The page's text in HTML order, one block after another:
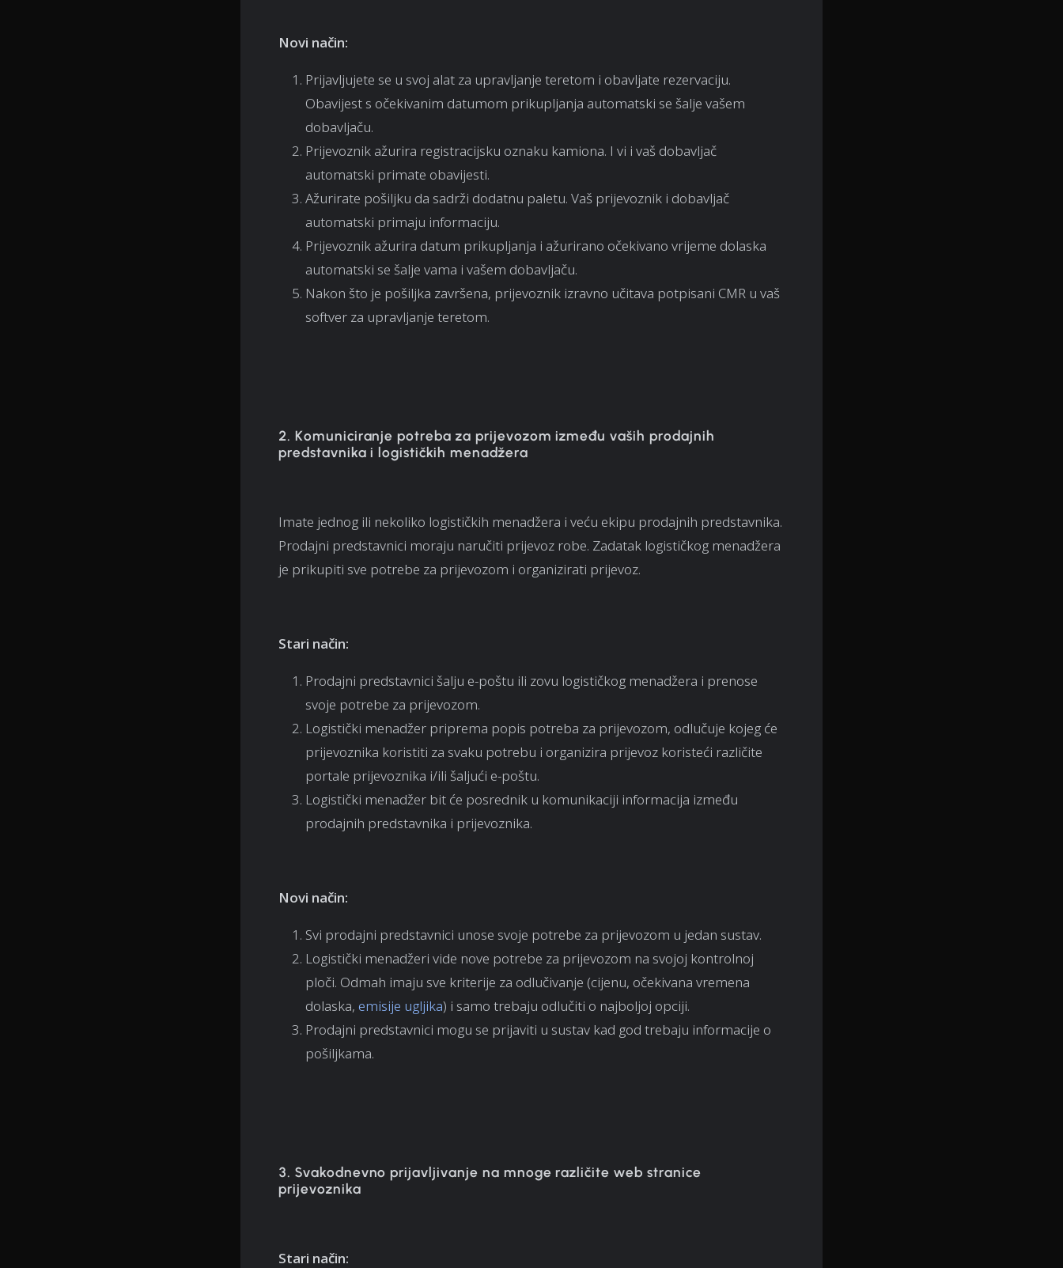
Novi način:
Prijavljujete se u svoj alat za upravljanje teretom i obavljate rezervaciju.
Obavijest s očekivanim datumom prikupljanja automatski se šalje vašem
dobavljaču.
Prijevoznik ažurira registracijsku oznaku kamiona. I vi i vaš dobavljač
automatski primate obavijesti.
Ažurirate pošiljku da sadrži dodatnu paletu. Vaš prijevoznik i dobavljač
automatski primaju informaciju.
Prijevoznik ažurira datum prikupljanja i ažurirano očekivano vrijeme dolaska
automatski se šalje vama i vašem dobavljaču.
Nakon što je pošiljka završena, prijevoznik izravno učitava potpisani CMR u vaš
softver za upravljanje teretom.
2. Komuniciranje potreba za prijevozom između vaših prodajnih
predstavnika i logističkih menadžera
Imate jednog ili nekoliko logističkih menadžera i veću ekipu prodajnih predstavnika.
Prodajni predstavnici moraju naručiti prijevoz robe. Zadatak logističkog menadžera
je prikupiti sve potrebe za prijevozom i organizirati prijevoz.
Stari način:
Prodajni predstavnici šalju e-poštu ili zovu logističkog menadžera i prenose
svoje potrebe za prijevozom.
Logistički menadžer priprema popis potreba za prijevozom, odlučuje kojeg će
prijevoznika koristiti za svaku potrebu i organizira prijevoz koristeći različite
portale prijevoznika i/ili šaljući e-poštu.
Logistički menadžer bit će posrednik u komunikaciji informacija između
prodajnih predstavnika i prijevoznika.
Novi način:
Svi prodajni predstavnici unose svoje potrebe za prijevozom u jedan sustav.
Logistički menadžeri vide nove potrebe za prijevozom na svojoj kontrolnoj
ploči. Odmah imaju sve kriterije za odlučivanje (cijenu, očekivana vremena
dolaska, emisije ugljika) i samo trebaju odlučiti o najboljoj opciji.
Prodajni predstavnici mogu se prijaviti u sustav kad god trebaju informacije o
pošiljkama.
3. Svakodnevno prijavljivanje na mnoge različite web stranice
prijevoznika
Stari način: